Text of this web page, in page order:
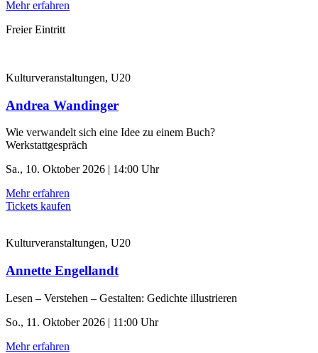
Mehr erfahren
Freier Eintritt
Kulturveranstaltungen, U20
Andrea Wandinger
Wie verwandelt sich eine Idee zu einem Buch?
Werkstattgespräch
Sa., 10. Oktober 2026 | 14:00 Uhr
Mehr erfahren
Tickets kaufen
Kulturveranstaltungen, U20
Annette Engellandt
Lesen – Verstehen – Gestalten: Gedichte illustrieren
So., 11. Oktober 2026 | 11:00 Uhr
Mehr erfahren